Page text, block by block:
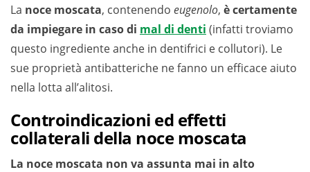
La noce moscata, contenendo eugenolo, è certamente
da impiegare in caso di mal di denti (infatti troviamo
questo ingrediente anche in dentifrici e collutori). Le
sue proprietà antibatteriche ne fanno un efficace aiuto
nella lotta all’alitosi.
Controindicazioni ed effetti
collaterali della noce moscata
La noce moscata non va assunta mai in alto